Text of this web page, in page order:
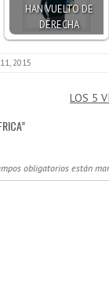
HAN VUELTO DE
DERECHA
2015
LOS 5
”
obligatorios están